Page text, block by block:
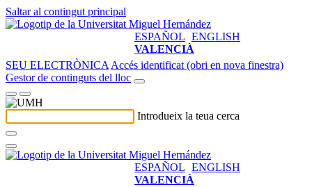
Saltar al contingut principal
ESPAÑOL ENGLISH
VALENCIÀ
SEU ELECTRÒNICA Accés identificat (obri en nova finestra)
Gestor de continguts del lloc
Introdueix la teua cerca
ESPAÑOL ENGLISH
VALENCIÀ